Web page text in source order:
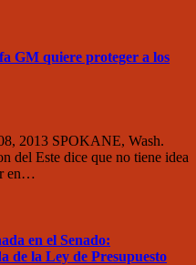
GM quiere proteger a los
2013 SPOKANE, Wash.
del Este dice que no tiene idea
en…
en el Senado:
de la Ley de Presupuesto